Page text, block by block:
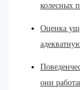
колесных
Оценка
они